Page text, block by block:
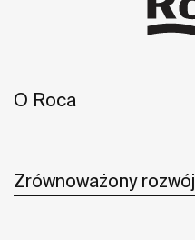
O Roca
Zrównoważony rozwój